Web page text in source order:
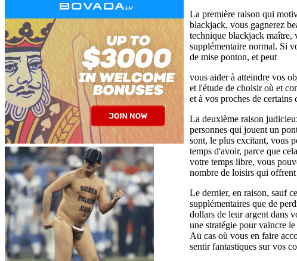
La première raison qui
blackjack, vous gagnerez
technique blackjack maître,
supplémentaire normal. Si
de mise ponton, et peut
vous aider à atteindre vos
et l'étude de choisir où et
et à vos proches de certains
La deuxième raison
personnes qui jouent un
sont, le plus excitant, vous
temps d'avoir, parce que
votre temps libre, vous
nombre de loisirs qui offrent
Le dernier, en raison, sauf
supplémentaires que de
dollars de leur argent dans
une stratégie pour vaincre
Au cas où vous en faire
sentir fantastiques sur vos